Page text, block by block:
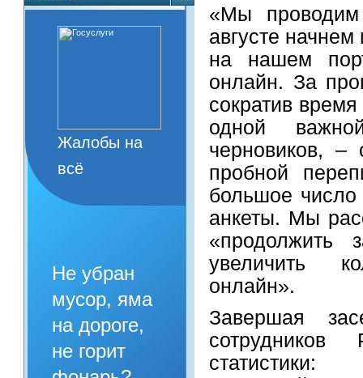
Жалобы на
всё
Не убран
мусор, яма
на дороге,
не горит
«Мы
августе
на нашем
онлайн. За
сократив
одной
черновиков, –
пробной
большое число
анкеты. Мы
«продолжить
увеличить
онлайн».
Завершая